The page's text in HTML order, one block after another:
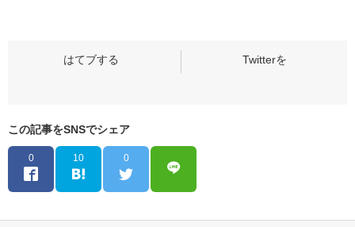
この記事をSNSでシェア
0 10 0